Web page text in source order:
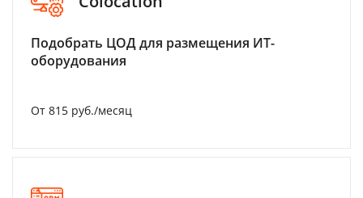
Подобрать ЦОД для размещения ИТ-
оборудования
От 815 руб./месяц